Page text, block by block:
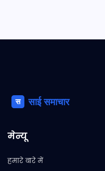
मेन्यू
हमारे बारे में